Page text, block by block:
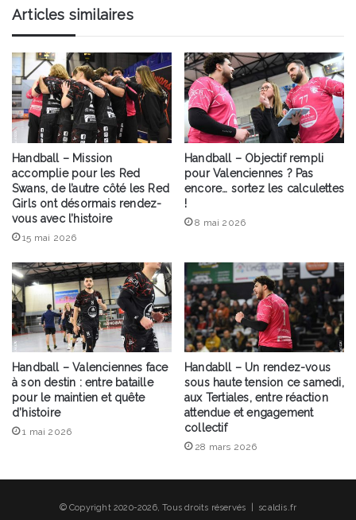
Articles similaires
Handball – Mission
accomplie pour les Red
Swans, de l’autre côté les Red
Girls ont désormais rendez-
vous avec l’histoire
15 mai 2026
Handball – Objectif rempli
pour Valenciennes ? Pas
encore… sortez les calculettes
!
8 mai 2026
Handball – Valenciennes face
à son destin : entre bataille
pour le maintien et quête
d’histoire
1 mai 2026
Handabll – Un rendez-vous
sous haute tension ce samedi,
aux Tertiales, entre réaction
attendue et engagement
collectif
28 mars 2026
© Copyright 2020-2026, Tous droits réservés | scaldis.fr